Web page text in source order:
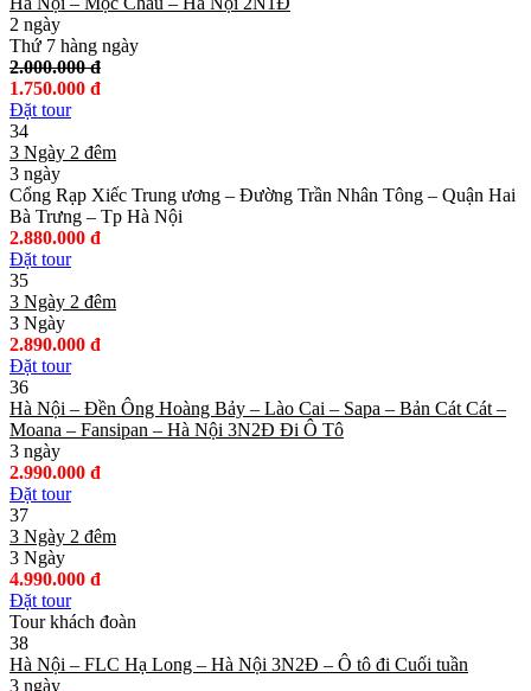
2 ngày
Thứ 7 hàng ngày
2.000.000 đ
1.750.000 đ
Đặt tour
34
3 Ngày 2 đêm
3 ngày
Cổng Rạp Xiếc Trung ương – Đường Trần Nhân Tông – Quận Hai
Bà Trưng – Tp Hà Nội
2.880.000 đ
Đặt tour
35
3 Ngày 2 đêm
3 Ngày
2.890.000 đ
Đặt tour
36
Hà Nội – Đền Ông Hoàng Bảy – Lào Cai – Sapa – Bản Cát Cát –
Moana – Fansipan – Hà Nội 3N2Đ Đi Ô Tô
3 ngày
2.990.000 đ
Đặt tour
37
3 Ngày 2 đêm
3 Ngày
4.990.000 đ
Đặt tour
Tour khách đoàn
38
Hà Nội – FLC Hạ Long – Hà Nội 3N2Đ – Ô tô đi Cuối tuần
3 ngày